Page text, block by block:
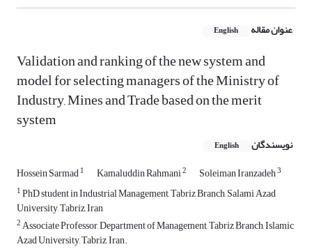
عنوان مقاله English
Validation and ranking of the new system and
model for selecting managers of the Ministry of
Industry, Mines and Trade based on the merit
system
نویسندگان English
Hossein Sarmad1 Kamaluddin Rahmani2 Soleiman Iranzadeh3
1PhD student in Industrial Management, Tabriz Branch, Salami Azad
University, Tabriz, Iran
2Associate Professor, Department of Management, Tabriz Branch, Islamic
Azad University, Tabriz, Iran.